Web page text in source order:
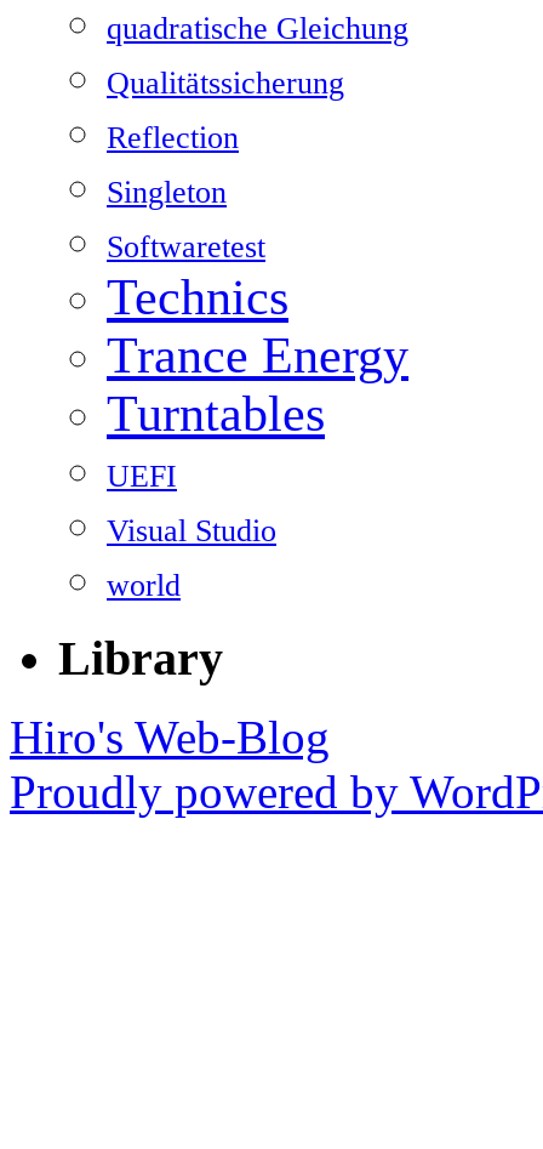
quadratische Gleichung
Qualitätssicherung
Reflection
Singleton
Softwaretest
Technics
Trance Energy
Turntables
UEFI
Visual Studio
world
Library
Hiro's Web-Blog
Proudly powered by